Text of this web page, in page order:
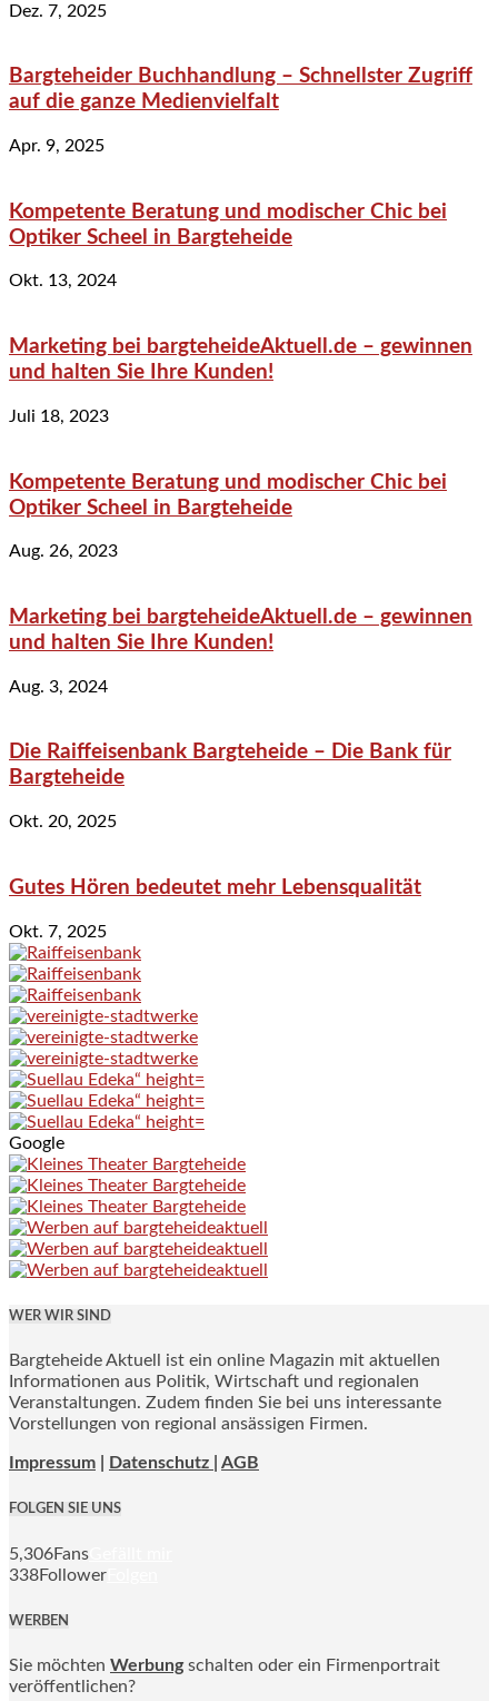
Dez. 7, 2025
Bargteheider Buchhandlung – Schnellster Zugriff
auf die ganze Medienvielfalt
Apr. 9, 2025
Kompetente Beratung und modischer Chic bei
Optiker Scheel in Bargteheide
Okt. 13, 2024
Marketing bei bargteheideAktuell.de – gewinnen
und halten Sie Ihre Kunden!
Juli 18, 2023
Kompetente Beratung und modischer Chic bei
Optiker Scheel in Bargteheide
Aug. 26, 2023
Marketing bei bargteheideAktuell.de – gewinnen
und halten Sie Ihre Kunden!
Aug. 3, 2024
Die Raiffeisenbank Bargteheide – Die Bank für
Bargteheide
Okt. 20, 2025
Gutes Hören bedeutet mehr Lebensqualität
Okt. 7, 2025
Google
WER WIR SIND
Bargteheide Aktuell ist ein online Magazin mit aktuellen
Informationen aus Politik, Wirtschaft und regionalen
Veranstaltungen. Zudem finden Sie bei uns interessante
Vorstellungen von regional ansässigen Firmen.
Impressum Datenschutz | AGB
FOLGEN SIE UNS
5,306Fans
338Follower
WERBEN
Sie möchten Werbung schalten oder ein Firmenportrait
veröffentlichen?